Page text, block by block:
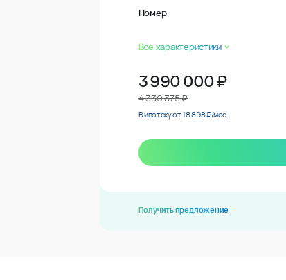
Номер
Все характеристики
3 990 000₽
4 330 375 ₽
В ипотеку от 18 898 ₽/мес.
Получить предложение